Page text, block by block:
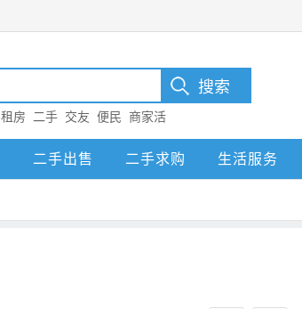
租房 二手 交友 便民
商家活
二手出售 二手求购 生活服务